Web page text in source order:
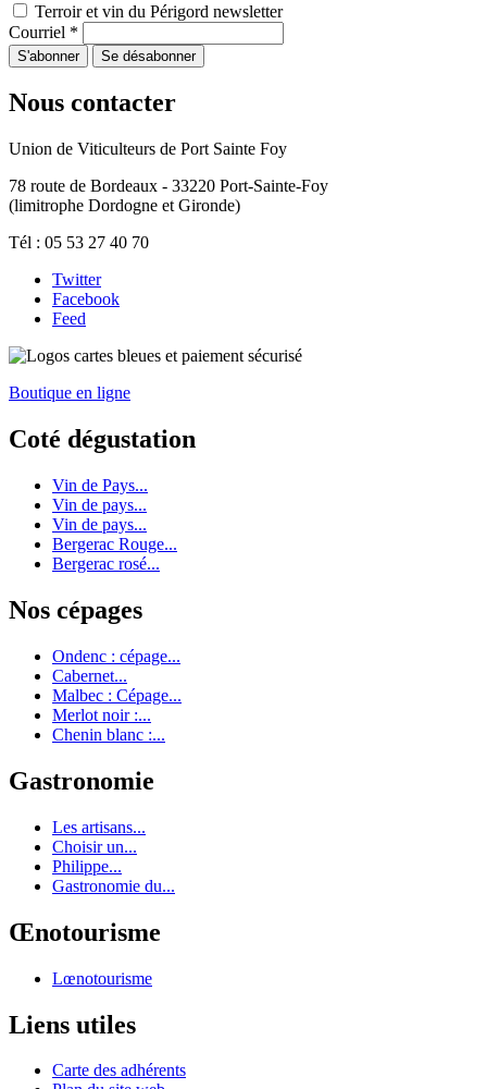
Terroir et vin du Périgord newsletter
Courriel *
Nous contacter
Union de Viticulteurs de Port Sainte Foy
78 route de Bordeaux - 33220 Port-Sainte-Foy
(limitrophe Dordogne et Gironde)
Tél : 05 53 27 40 70
Twitter
Facebook
Feed
Boutique en ligne
Coté dégustation
Vin de Pays...
Vin de pays...
Vin de pays...
Bergerac Rouge...
Bergerac rosé...
Nos cépages
Ondenc : cépage...
Cabernet...
Malbec : Cépage...
Merlot noir :...
Chenin blanc :...
Gastronomie
Les artisans...
Choisir un...
Philippe...
Gastronomie du...
Œnotourisme
Lœnotourisme
Liens utiles
Carte des adhérents